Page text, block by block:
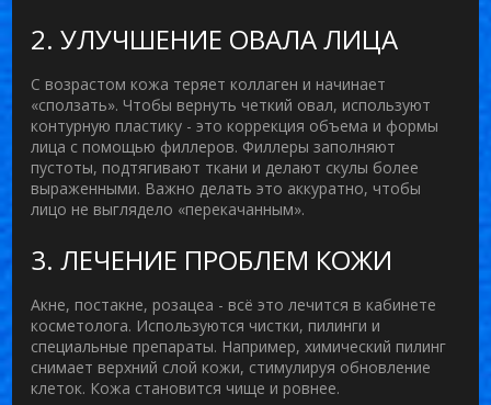
2. УЛУЧШЕНИЕ ОВАЛА ЛИЦА
С возрастом кожа теряет коллаген и начинает
«сползать». Чтобы вернуть четкий овал, используют
контурную пластику - это коррекция объема и формы
лица с помощью филлеров. Филлеры заполняют
пустоты, подтягивают ткани и делают скулы более
выраженными. Важно делать это аккуратно, чтобы
лицо не выглядело «перекачанным».
3. ЛЕЧЕНИЕ ПРОБЛЕМ КОЖИ
Акне, постакне, розацеа - всё это лечится в кабинете
косметолога. Используются чистки, пилинги и
специальные препараты. Например, химический пилинг
снимает верхний слой кожи, стимулируя обновление
клеток. Кожа становится чище и ровнее.